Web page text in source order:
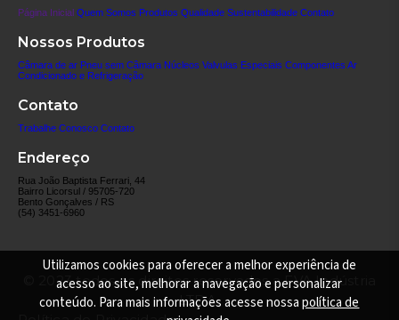
Página Inicial Quem Somos Produtos Qualidade Sustentabilidade Contato
Nossos Produtos
Câmara de ar Pneu sem Câmara Núcleos Valvulas Especiais Componentes Ar
Condicionado e Refrigeração
Contato
Trabalhe Conosco Contato
Endereço
Rua João Baptista Ferrari, 44
Bairro Licorsul / 95705-720
Bento Gonçalves / RS
(54) 3451-6960
© 2023 todos os direitos reservados a FVA Indústria
LTDA.
Utilizamos cookies para oferecer a melhor experiência de
acesso ao site, melhorar a navegação e personalizar
conteúdo. Para mais informações acesse nossapolítica de